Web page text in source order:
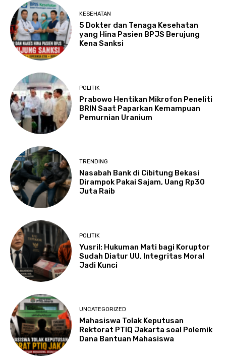
KESEHATAN
5 Dokter dan Tenaga Kesehatan
yang Hina Pasien BPJS Berujung
Kena Sanksi
POLITIK
Prabowo Hentikan Mikrofon Peneliti
BRIN Saat Paparkan Kemampuan
Pemurnian Uranium
TRENDING
Nasabah Bank di Cibitung Bekasi
Dirampok Pakai Sajam, Uang Rp30
Juta Raib
POLITIK
Yusril: Hukuman Mati bagi Koruptor
Sudah Diatur UU, Integritas Moral
Jadi Kunci
UNCATEGORIZED
Mahasiswa Tolak Keputusan
Rektorat PTIQ Jakarta soal Polemik
Dana Bantuan Mahasiswa